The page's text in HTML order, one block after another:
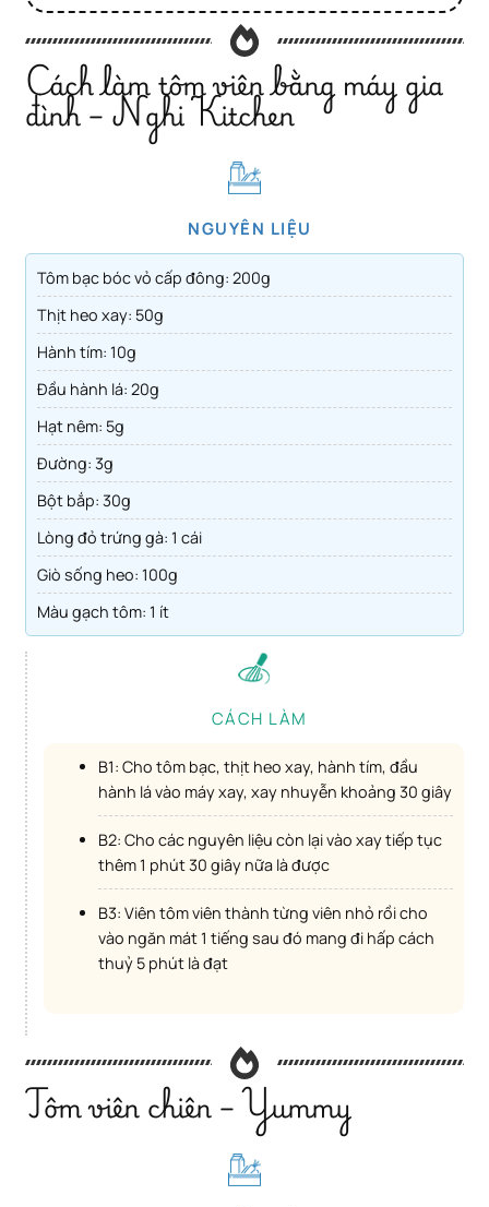
Cách làm tôm viên bằng máy gia
đình – Nghi Kitchen
NGUYÊN LIỆU
Tôm bạc bóc vỏ cấp đông: 200g
Thịt heo xay: 50g
Hành tím: 10g
Đầu hành lá: 20g
Hạt nêm: 5g
Đường: 3g
Bột bắp: 30g
Lòng đỏ trứng gà: 1 cái
Giò sống heo: 100g
Màu gạch tôm: 1 ít
CÁCH LÀM
B1: Cho tôm bạc, thịt heo xay, hành tím, đầu
hành lá vào máy xay, xay nhuyễn khoảng 30 giây
B2: Cho các nguyên liệu còn lại vào xay tiếp tục
thêm 1 phút 30 giây nữa là được
B3: Viên tôm viên thành từng viên nhỏ rồi cho
vào ngăn mát 1 tiếng sau đó mang đi hấp cách
thuỷ 5 phút là đạt
Tôm viên chiên – Yummy